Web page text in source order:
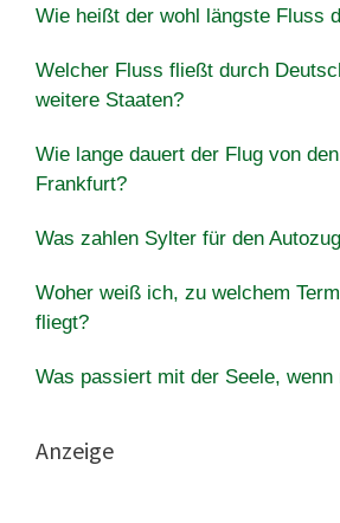
Wie heißt der wohl längste Fluss
Welcher Fluss fließt durch
weitere Staaten?
Wie lange dauert der Flug von
Frankfurt?
Was zahlen Sylter für den
Woher weiß ich, zu welchem
fliegt?
Was passiert mit der Seele, wenn
Anzeige